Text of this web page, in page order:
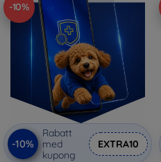
-10%
-10%
Rabatt
med
kupong
EXTRA10